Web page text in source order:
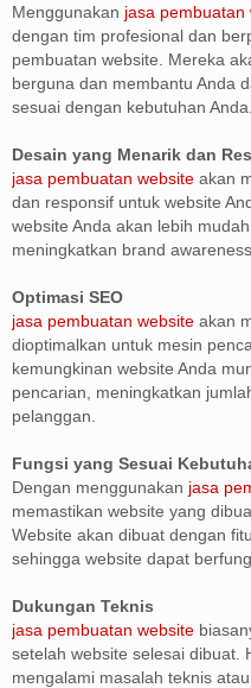
Menggunakan jasa pembuatan
dengan tim profesional dan
pembuatan website. Mereka
berguna dan membantu Anda
sesuai dengan kebutuhan Anda.
Desain yang Menarik dan
jasa pembuatan website akan
dan responsif untuk website
website Anda akan lebih
meningkatkan brand awareness.
Optimasi SEO
jasa pembuatan website akan
dioptimalkan untuk mesin
kemungkinan website Anda
pencarian, meningkatkan
pelanggan.
Fungsi yang Sesuai
Dengan menggunakan jasa
memastikan website yang
Website akan dibuat dengan
sehingga website dapat
Dukungan Teknis
jasa pembuatan website
setelah website selesai dibuat.
mengalami masalah teknis